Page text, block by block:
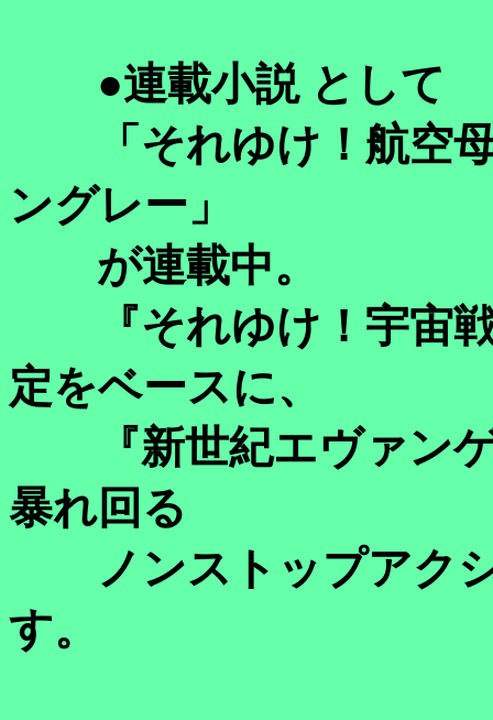
●連載小説 として
「それゆけ！航空母
ングレー」
が連載中。
『それゆけ！宇宙戦
定をベースに、
『新世紀エヴァンゲ
暴れ回る
ノンストップアク
す。